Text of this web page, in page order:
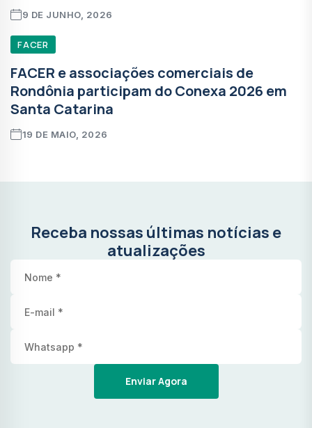
9 DE JUNHO, 2026
FACER
FACER e associações comerciais de
Rondônia participam do Conexa 2026 em
Santa Catarina
19 DE MAIO, 2026
Receba nossas últimas notícias e
atualizações
Enviar Agora